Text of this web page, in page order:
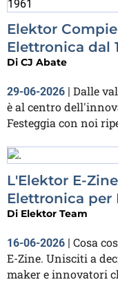
Elektor
Elettronica dal
Di CJ Abate
29-06-2026 | Dalle
è al centro
Festeggia con noi
L'Elektor E-
Elettronica per
Di Elektor Team
16-06-2026 | Cosa
E-Zine. Unisciti a
maker e innovatori